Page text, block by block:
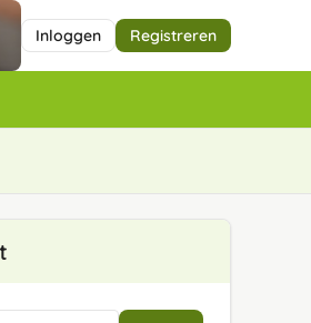
Inloggen Registreren